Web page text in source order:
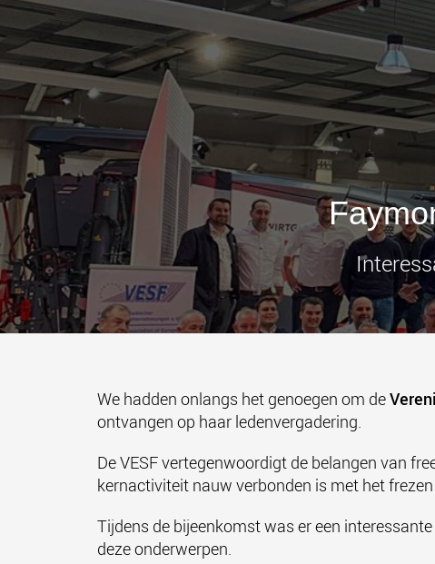
We hadden onlangs het genoegen om de
ontvangen op haar ledenvergadering.
De VESF vertegenwoordigt de belangen van
kernactiviteit nauw verbonden is met het
Tijdens de bijeenkomst was er een
deze onderwerpen.